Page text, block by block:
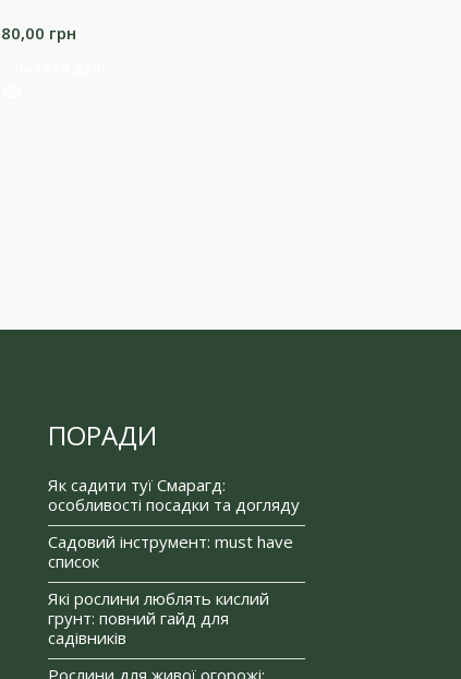
80,00 грн
ПОРАДИ
Як садити туї Смарагд:
особливості посадки та догляду
Садовий інструмент: must have
список
Які рослини люблять кислий
грунт: повний гайд для
садівників
Рослини для живої огорожі: